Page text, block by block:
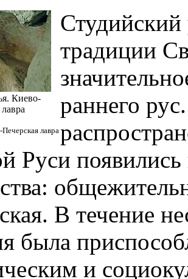
Киево-
лавра
Студийский
традиции
раннего
Руси
В течение
была
и